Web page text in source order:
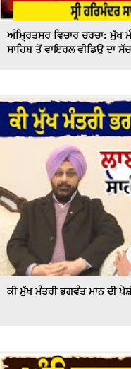
ਅੰਮ੍ਰਿਤਸਰ ਵਿਚਾਰ ਚਰਚਾ: ਮੁੱਖ
ਸਾਹਿਬ ਤੋਂ ਵਾਇਰਲ ਵੀਡਿਉ ਦਾ
ਕੀ ਮੁੱਖ ਮੰਤਰੀ ਭਗਵੰਤ ਮਾਨ ਦੀ